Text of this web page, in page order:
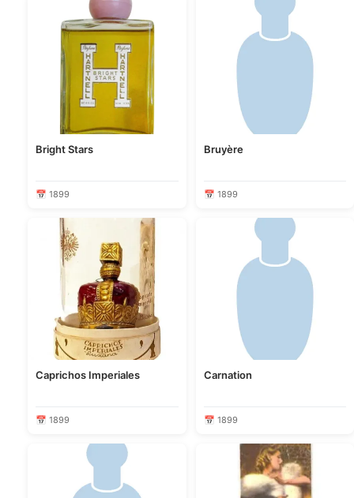
Bright Stars
📅 1899
Bruyère
📅 1899
Caprichos Imperiales
📅 1899
Carnation
📅 1899